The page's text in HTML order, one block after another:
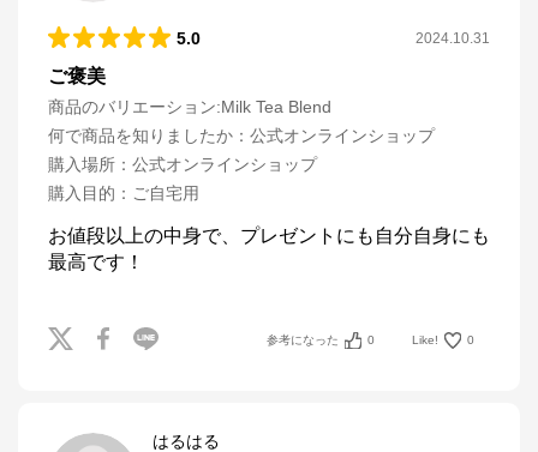
5.0 2024.10.31
ご褒美
商品のバリエーション:Milk Tea Blend
何で商品を知りましたか ： 公式オンラインショップ
購入場所 ： 公式オンラインショップ
購入目的 ： ご自宅用
お値段以上の中身で、プレゼントにも自分自身にも
最高です！
参考になった 0 Like! 0
はるはる